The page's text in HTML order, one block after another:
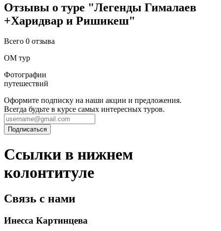
Отзывы о туре "Легенды Гималаев
+Харидвар и Ришикеш"
Всего 0 отзыва
ОМ тур
Фотографии
путешествий
Оформите подписку на наши акции и предложения.
Всегда будьте в курсе самых интересных туров.
Ссылки в нижнем
колонтитуле
Связь с нами
Инесса Картинцева